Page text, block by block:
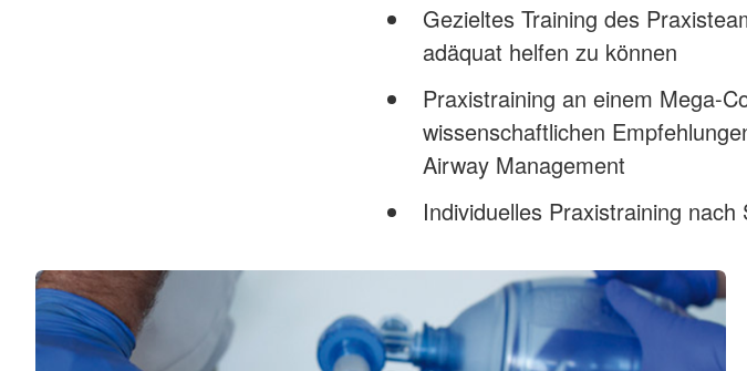
Gezieltes Training des
adäquat helfen zu können
Praxistraining an einem Mega-
wissenschaftlichen
Airway Management
Individuelles Praxistraining